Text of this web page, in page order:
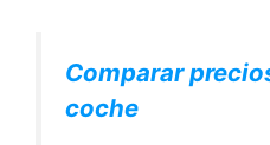
Comparar
coche